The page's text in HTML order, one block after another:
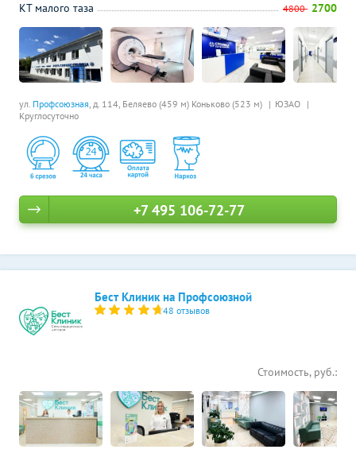
ул. Профсоюзная, д. 114, Беляево (459 м) Коньково (523 м)
ЮЗАО
Круглосуточно
КТ малого таза
4800 2700
+7 495 106-72-77
Бест Клиник на Профсоюзной
48 отзывов
Стоимость, руб.: